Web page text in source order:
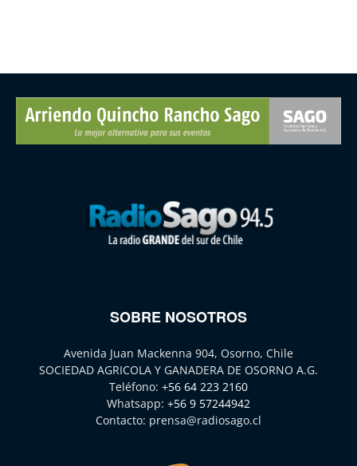
SOBRE NOSOTROS
Avenida Juan Mackenna 904, Osorno, Chile
SOCIEDAD AGRICOLA Y GANADERA DE OSORNO A.G.
Teléfono: +56 64 223 2160
Whatsapp: +56 9 57244942
Contacto: prensa@radiosago.cl